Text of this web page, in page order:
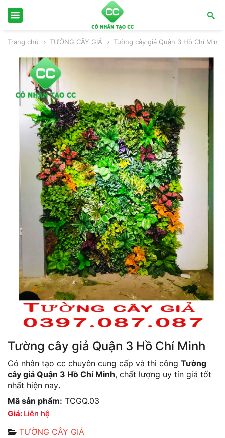
Trang chủ TƯỜNG CÂY GIẢ Tường cây giả Quận 3 Hồ Chí Minh
Tường cây giả Quận 3 Hồ Chí Minh
Cỏ nhân tạo cc chuyên cung cấp và thi công Tường
cây giả Quận 3 Hồ Chí Minh, chất lượng uy tín giá tốt
nhất hiện nay.
Mã sản phẩm: TCGQ.03
Giá: Liên hệ
TƯỜNG CÂY GIẢ